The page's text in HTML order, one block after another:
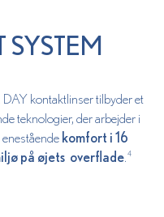
SYSTEM
kontaktlinser tilbyder et
teknologier, der arbejder i
komfort i 16
på øjets overflade. 4